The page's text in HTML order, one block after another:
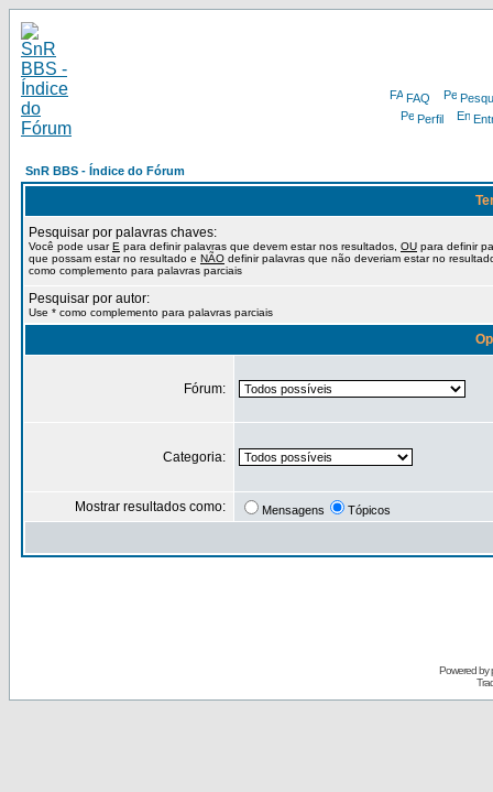
FAQ
Perfil
SnR BBS - Índice do Fórum
Pesquisar por palavras chaves:
Você pode usarE para definir palavras que devem estar nos resultados, OU para definir
que possam estar no resultado e NÃO definir palavras que não deveriam estar no
como complemento para palavras parciais
Pesquisar por autor:
Use * como complemento para palavras parciais
Fórum:
Categoria:
Mostrar resultados como: Mensagens Tópicos
Powered by